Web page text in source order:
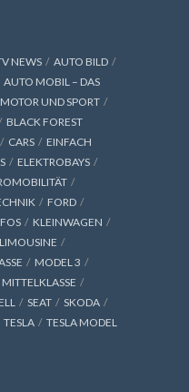
NEWS
AUTO BILD
AUTO MOBIL – DAS
UND SPORT
BLACK FOREST
CARS
EINFACH
ELEKTROBAYS
FORD
KLEINWAGEN
LIMOUSINE
MODEL 3
SEAT
SKODA
TESLA
TESLA MODEL